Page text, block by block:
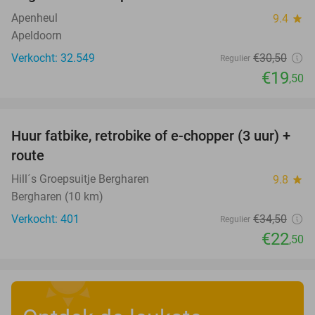
Apenheul 9.4 star
Apeldoorn
Verkocht: 32.549
Regulier €30,50
€19,50
35%
Huur fatbike, retrobike of e-chopper (3 uur) +
route
Hill´s Groepsuitje Bergharen 9.8 star
Bergharen (10 km)
Verkocht: 401
Regulier €34,50
€22,50